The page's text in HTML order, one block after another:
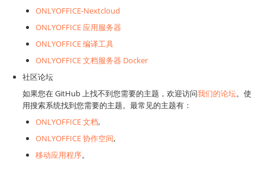
ONLYOFFICE-Nextcloud
ONLYOFFICE 应用服务器
ONLYOFFICE 编译工具
ONLYOFFICE 文档服务器 Docker
社区论坛
如果您在 GitHub 上找不到您需要的主题，欢迎访问我们的论坛。使
用搜索系统找到您需要的主题。最常见的主题有：
ONLYOFFICE 文档,
ONLYOFFICE 协作空间,
移动应用程序。